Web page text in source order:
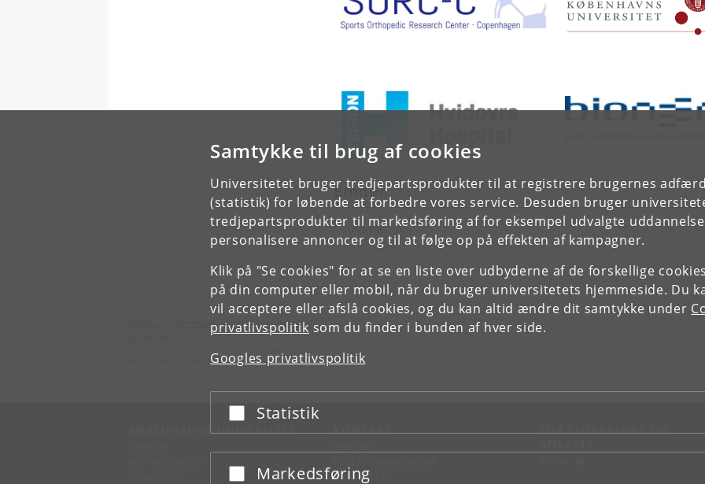
Samtykke til brug af cookies
Universitetet bruger tredjepartsprodukter til at registrere brugernes
(statistik) for løbende at forbedre vores service. Desuden bruger
tredjepartsprodukter til markedsføring af for eksempel udvalgte
personalisere annoncer og til at følge op på effekten af kampagner.
Klik på "Se cookies" for at se en liste over udbyderne af de forskellige
på din computer eller mobil, når du bruger universitetets hjemmeside. Du
vil acceptere eller afslå cookies, og du kan altid ændre dit samtykke under
privatlivspolitik som du finder i bunden af hver side.
Googles privatlivspolitik
Acceptér eller afslå
Statistik
Acceptér eller afslå
Markedsføring
Emner
SUNDHED
Institut for Veterinær- og Husdyrvidenskab
Københavns Universitet
GLN 5790000299379
KØBENHAVNS UNIVERSITET KONTAKT
Kontakt KU
FOR STUDERENDE OG